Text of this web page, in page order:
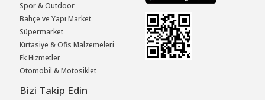
Spor & Outdoor
Bahçe ve Yapı Market
Süpermarket
Kırtasiye & Ofis Malzemeleri
Ek Hizmetler
Otomobil & Motosiklet
Bizi Takip Edin